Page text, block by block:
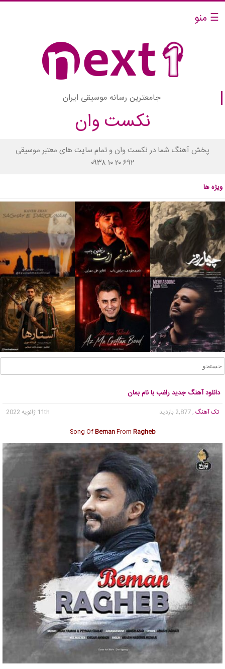
☰ منو
جامعترین رسانه موسیقی ایران
نکست وان
پخش آهنگ شما در نکست وان و تمام سایت های معتبر موسیقی
۰۹۳۸ ۱۰ ۲۰ ۶۹۲
ویژه ها
دانلود آهنگ جدید راغب با نام بمان
تک آهنگ , 2,877 بازدید
11th ژانویه 2022
Song OfBemanFrom Ragheb